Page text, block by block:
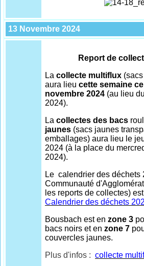
13 Novembre 2024
Report de
La collecte multiflux
aura lieu cette semaine
novembre 2024 (au lieu
2024).
La collectes des bacs
jaunes (sacs jaunes
emballages) aura lieu le
2024 (à la place du
2024).
Le calendrier des déchets
Communauté
les reports de collectes)
Calendrier des déchets
Bousbach est en zone 3
bacs noirs et en zone 7
couvercles jaunes.
Plus d'infos : collecte